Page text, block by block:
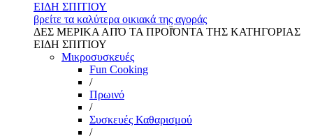
ΕΙΔΗ ΣΠΙΤΙΟΥ
βρείτε τα καλύτερα οικιακά της αγοράς
ΔΕΣ ΜΕΡΙΚΑ ΑΠΌ ΤΑ ΠΡΟΪΌΝΤΑ ΤΗΣ ΚΑΤΗΓΟΡΙΑΣ
ΕΙΔΗ ΣΠΙΤΙΟΥ
Μικροσυσκευές
Fun Cooking
/
Πρωινό
/
Συσκευές Καθαρισμού
/